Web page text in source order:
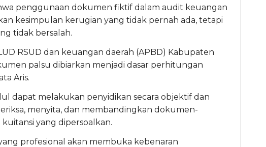
penggunaan dokumen fiktif dalam audit keuangan
kesimpulan kerugian yang tidak pernah ada, tetapi
tidak bersalah.
RSUD dan keuangan daerah (APBD) Kabupaten
palsu dibiarkan menjadi dasar perhitungan
Aris.
dapat melakukan penyidikan secara objektif dan
menyita, dan membandingkan dokumen-
yang dipersoalkan.
profesional akan membuka kebenaran